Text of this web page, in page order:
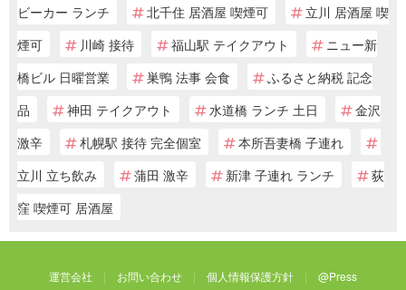
ビーカー ランチ
北千住 居酒屋 喫煙可
立川 居酒屋 喫
煙可
川崎 接待 福山駅 テイクアウト
ニュー新
橋ビル 日曜営業
巣鴨 法事 会食
ふるさと納税 記念
品
神田 テイクアウト 水道橋 ランチ 土日
金沢
激辛
札幌駅 接待 完全個室
本所吾妻橋 子連れ
立川 立ち飲み
蒲田 激辛 新津 子連れ ランチ
荻
窪 喫煙可 居酒屋
運営会社 お問い合わせ 個人情報保護方針 @Press